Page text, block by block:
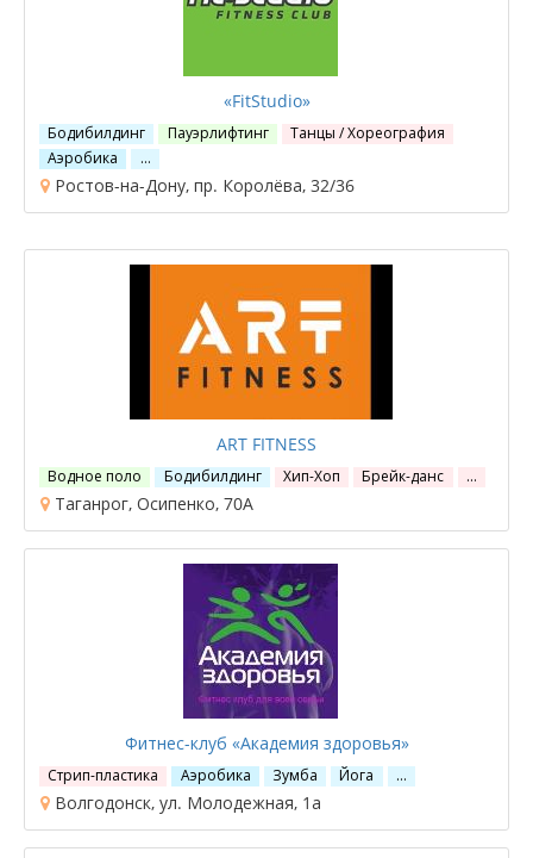
«FitStudio»
Бодибилдинг Пауэрлифтинг
Танцы / Хореография
Аэробика
…
Ростов-на-Дону, пр. Королёва, 32/36
ART FITNESS
Водное поло Бодибилдинг Хип-Хоп Брейк-данс …
Таганрог, Осипенко, 70А
Фитнес-клуб «Академия здоровья»
Стрип-пластика Аэробика Зумба Йога …
Волгодонск, ул. Молодежная, 1а